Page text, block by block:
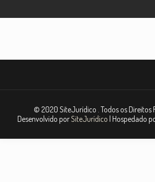
© 2020 SiteJurídico . Todos os Direitos
Desenvolvido porSiteJurídico | Hospedado